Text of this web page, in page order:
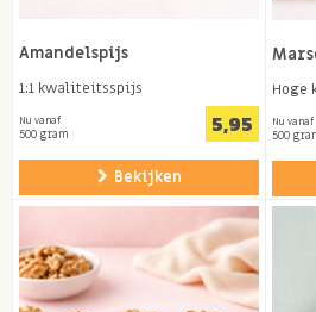
Amandelspijs
1:1 kwaliteitsspijs
Nu vanaf
500 gram 5,95
Bekijken
Nu vanaf
500